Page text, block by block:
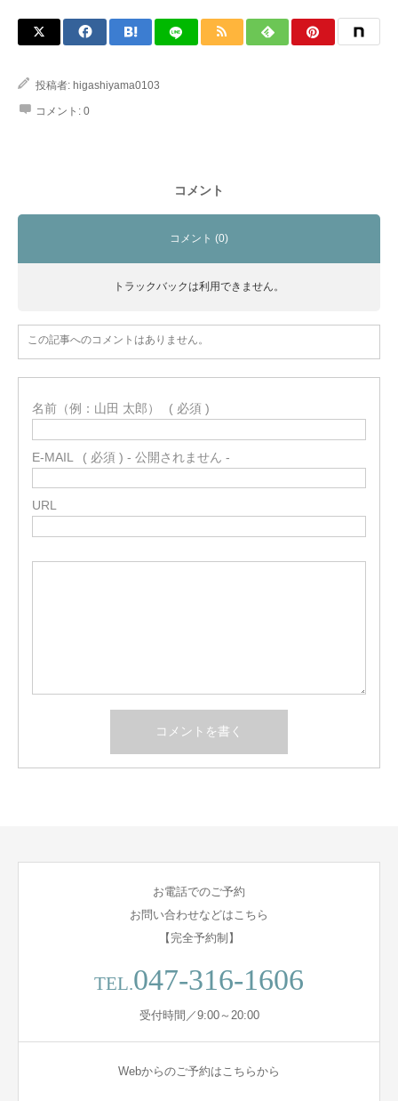
投稿者: higashiyama0103
コメント: 0
コメント
コメント (0)
トラックバックは利用できません。
この記事へのコメントはありません。
名前（例：山田 太郎） ( 必須 )
E-MAIL ( 必須 ) - 公開されません -
URL
お電話でのご予約
お問い合わせなどはこちら
【完全予約制】
TEL.047-316-1606
受付時間／9:00～20:00
Webからのご予約はこちらから